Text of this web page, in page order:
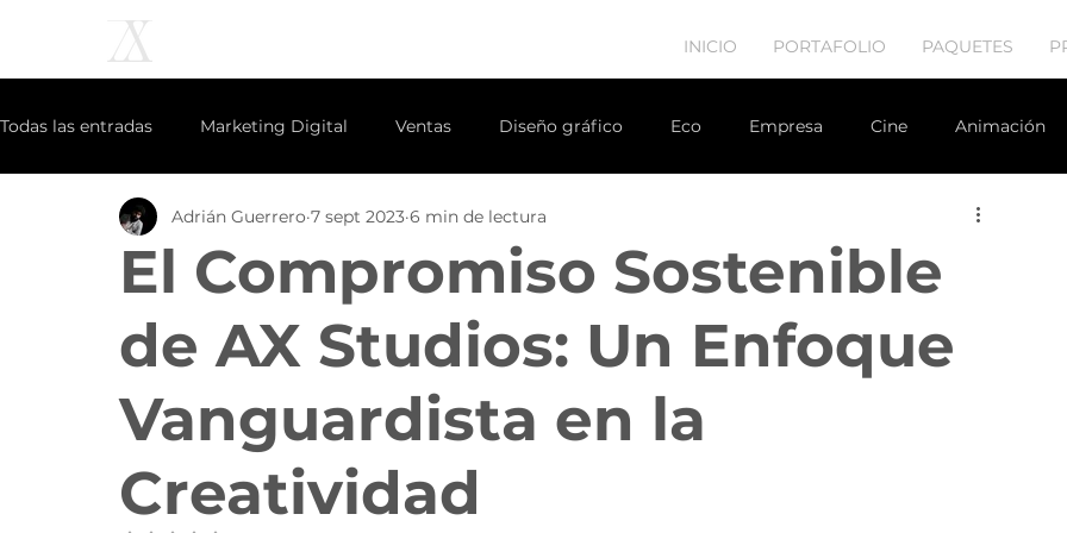
INICIO PORTAFOLIO PAQUETES
Todas las entradas Marketing Digital Ventas Diseño gráfico Eco Empresa Cine Animación
Creatividad NFT inteligencia artificial sector inmobiliario Diseño web
El Compromiso Sostenible
de AX Studios: Un Enfoque
Vanguardista en la
Creatividad
Adrián Guerrero 7 sept 2023 6 min de lectura